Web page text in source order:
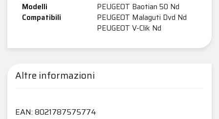
Modelli
Compatibili
PEUGEOT Baotian 50 Nd
PEUGEOT Malaguti Dvd Nd
PEUGEOT V-Clik Nd
Altre informazioni
EAN: 8021787575774